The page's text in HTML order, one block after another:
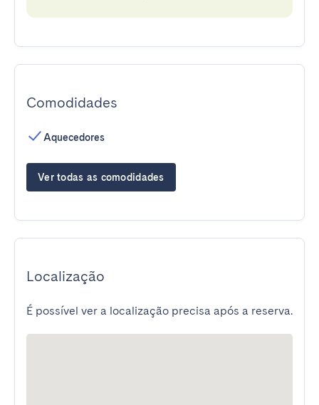
Comodidades
Aquecedores
Ver todas as comodidades
Localização
É possível ver a localização precisa após a reserva.